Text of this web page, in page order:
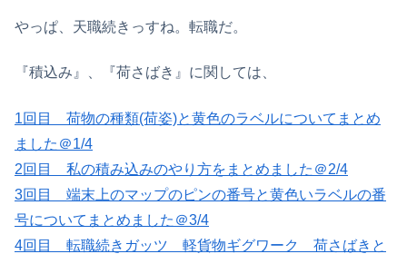
やっぱ、天職続きっすね。転職だ。
『積込み』、『荷さばき』に関しては、
1回目 荷物の種類(荷姿)と黄色のラベルについてまとめ
ました＠1/4
2回目 私の積み込みのやり方をまとめました＠2/4
3回目 端末上のマップのピンの番号と黄色いラベルの番
号についてまとめました＠3/4
4回目 転職続きガッツ 軽貨物ギグワーク 荷さばきと